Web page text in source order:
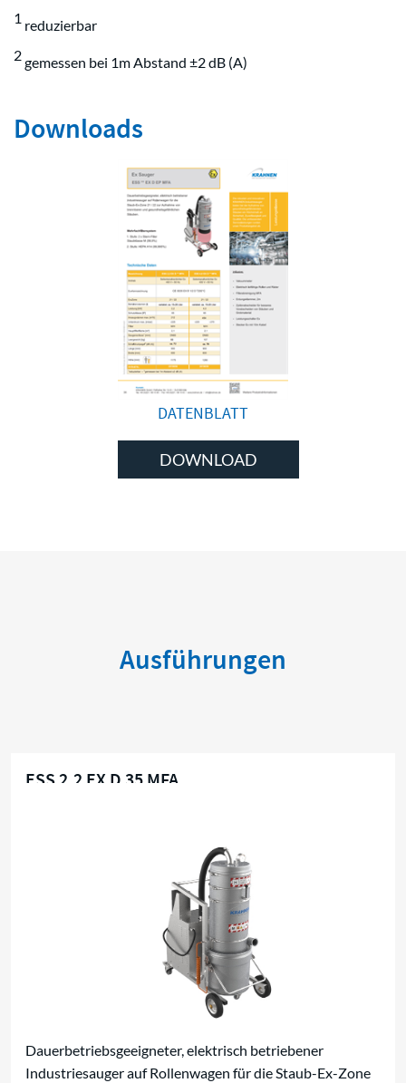
1 reduzierbar
2gemessen bei 1m Abstand ±2 dB (A)
Downloads
DATENBLATT
DOWNLOAD
Ausführungen
ESS 2,2 EX D 35 MFA
Dauerbetriebsgeeigneter, elektrisch betriebener
Industriesauger auf Rollenwagen für die Staub-Ex-Zone